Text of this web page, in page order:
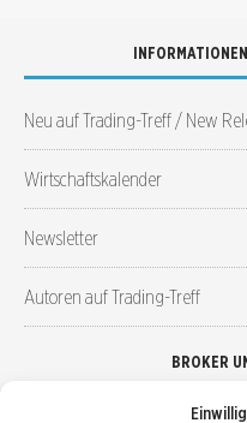
Neu auf Trading-Treff / New
Wirtschaftskalender
Newsletter
Autoren auf Trading-Treff
BROKER